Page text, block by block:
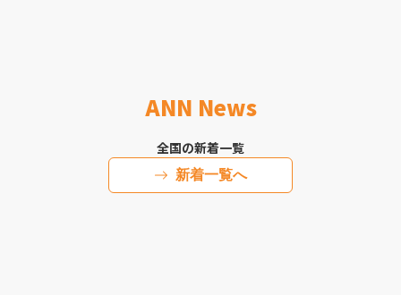
ANN News
全国の新着一覧
新着一覧へ